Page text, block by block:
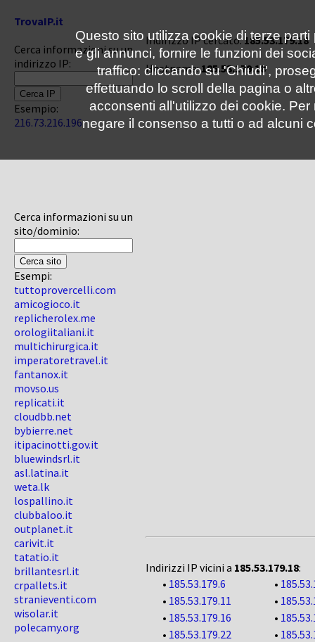
TrovaIP.it
Cerca informazioni su un
indirizzo IP:
Esempio:
216.73.216.196
Cerca informazioni su un
sito/dominio:
Esempi:
tuttoprovercelli.com
amicogioco.it
replicherolex.me
orologiitaliani.it
multichirurgica.it
imperatoretravel.it
fantanox.it
movso.us
replicati.it
cloudbb.net
bybierre.net
itipacinotti.gov.it
bluewindsrl.it
asl.latina.it
weta.lk
lospallino.it
clubbaloo.it
outplanet.it
carivit.it
tatatio.it
brillantesrl.it
crpallets.it
stranieventi.com
wisolar.it
polecamy.org
Indirizzo IP cercato:185.53.179.18
Hostname:185.53.179.18
Indirizzi IP vicini a 185.53.179.18:
• 185.53.179.6 •
• 185.53.179.11 •
• 185.53.179.16 •
• 185.53.179.22 •
Questo sito utilizza cookie di terze
e gli annunci, fornire le funzioni dei
traffico: cliccando su 'Chiudi',
effettuando lo scroll della pagina o
acconsenti all'utilizzo dei cookie.
negare il consenso a tutti o ad alcuni